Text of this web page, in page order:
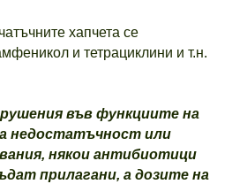
хапчета се
и тетрациклини и т.н.
във функциите на
недостатъчност или
някои антибиотици
прилагани, а дозите на